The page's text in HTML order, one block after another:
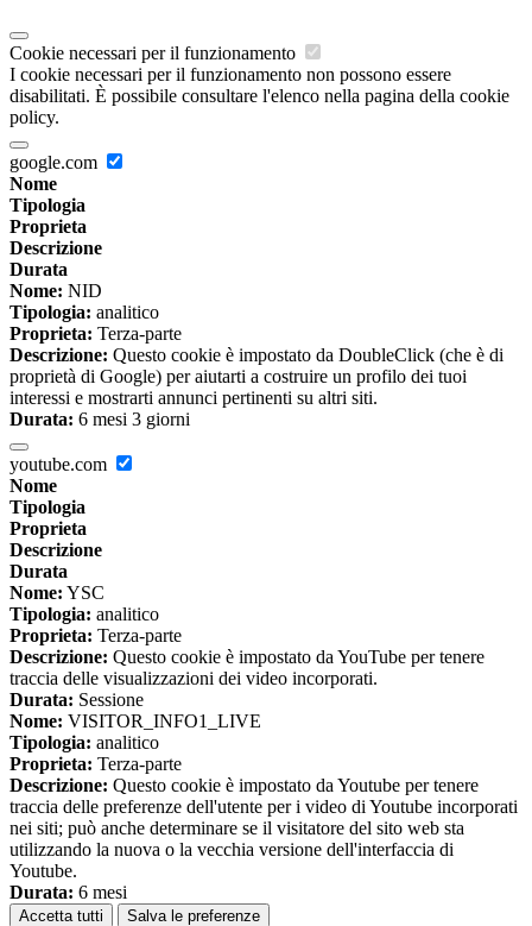
Cookie necessari per il funzionamento
I cookie necessari per il funzionamento non possono essere
disabilitati. È possibile consultare l'elenco nella pagina della cookie
policy.
google.com
Nome
Tipologia
Proprieta
Descrizione
Durata
Nome: NID
Tipologia: analitico
Proprieta: Terza-parte
Descrizione: Questo cookie è impostato da DoubleClick (che è di
proprietà di Google) per aiutarti a costruire un profilo dei tuoi
interessi e mostrarti annunci pertinenti su altri siti.
Durata: 6 mesi 3 giorni
youtube.com
Nome
Tipologia
Proprieta
Descrizione
Durata
Nome: YSC
Tipologia: analitico
Proprieta: Terza-parte
Descrizione: Questo cookie è impostato da YouTube per tenere
traccia delle visualizzazioni dei video incorporati.
Durata: Sessione
Nome: VISITOR_INFO1_LIVE
Tipologia: analitico
Proprieta: Terza-parte
Descrizione: Questo cookie è impostato da Youtube per tenere
traccia delle preferenze dell'utente per i video di Youtube incorporati
nei siti; può anche determinare se il visitatore del sito web sta
utilizzando la nuova o la vecchia versione dell'interfaccia di
Youtube.
Durata: 6 mesi
Accetta tutti Salva le preferenze